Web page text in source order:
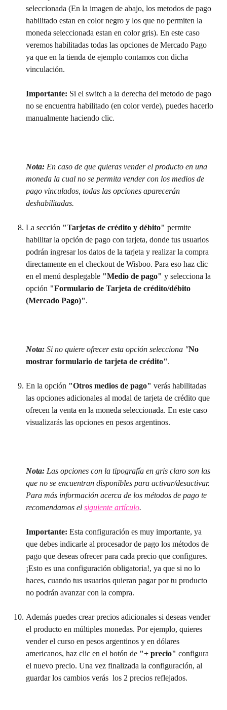
seleccionada (En la imagen de abajo, los metodos de pago
habilitado estan en color negro y los que no permiten la
moneda seleccionada estan en color gris). En este caso
veremos habilitadas todas las opciones de Mercado Pago
ya que en la tienda de ejemplo contamos con dicha
vinculación.
Importante: Si el switch a la derecha del metodo de pago
no se encuentra habilitado (en color verde), puedes hacerlo
manualmente haciendo clic.
Nota: En caso de que quieras vender el producto en una
moneda la cual no se permita vender con los medios de
pago vinculados, todas las opciones aparecerán
deshabilitadas.
La sección "Tarjetas de crédito y débito" permite
habilitar la opción de pago con tarjeta, donde tus usuarios
podrán ingresar los datos de la tarjeta y realizar la compra
directamente en el checkout de Wisboo. Para eso haz clic
en el menú desplegable "Medio de pago" y selecciona la
opción "Formulario de Tarjeta de crédito/débito
(Mercado Pago)".
Nota: Si no quiere ofrecer esta opción selecciona "No
mostrar formulario de tarjeta de crédito".
En la opción "Otros medios de pago" verás habilitadas
las opciones adicionales al modal de tarjeta de crédito que
ofrecen la venta en la moneda seleccionada. En este caso
visualizarás las opciones en pesos argentinos.
Nota: Las opciones con la tipografía en gris claro son las
que no se encuentran disponibles para activar/desactivar.
Para más información acerca de los métodos de pago te
recomendamos el siguiente artículo.
Importante: Esta configuración es muy importante, ya
que debes indicarle al procesador de pago los métodos de
pago que deseas ofrecer para cada precio que configures.
¡Esto es una configuración obligatoria!, ya que si no lo
haces, cuando tus usuarios quieran pagar por tu producto
no podrán avanzar con la compra.
Además puedes crear precios adicionales si deseas vender
el producto en múltiples monedas. Por ejemplo, quieres
vender el curso en pesos argentinos y en dólares
americanos, haz clic en el botón de "+ precio" configura
el nuevo precio. Una vez finalizada la configuración, al
guardar los cambios verás  los 2 precios reflejados.